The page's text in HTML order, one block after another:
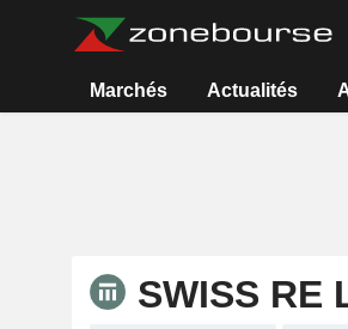
Marchés Actualités
SWISS RE